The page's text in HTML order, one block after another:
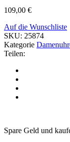
109,00 €
Auf die Wunschliste
SKU: 25874
Kategorie
Teilen:
Spare Geld und